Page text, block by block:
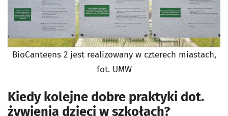
BioCanteens 2 jest realizowany w czterech miastach,
fot. UMW
Kiedy kolejne dobre praktyki dot.
żywienia dzieci w szkołach?